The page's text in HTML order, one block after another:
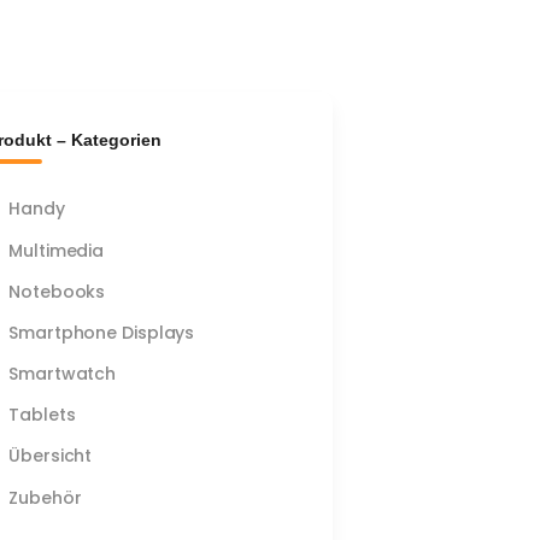
– Kategorien
Handy
Multimedia
Notebooks
Smartphone Displays
Smartwatch
Tablets
Übersicht
Zubehör